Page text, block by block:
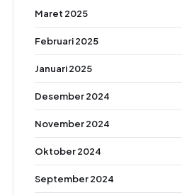
Maret 2025
Februari 2025
Januari 2025
Desember 2024
November 2024
Oktober 2024
September 2024